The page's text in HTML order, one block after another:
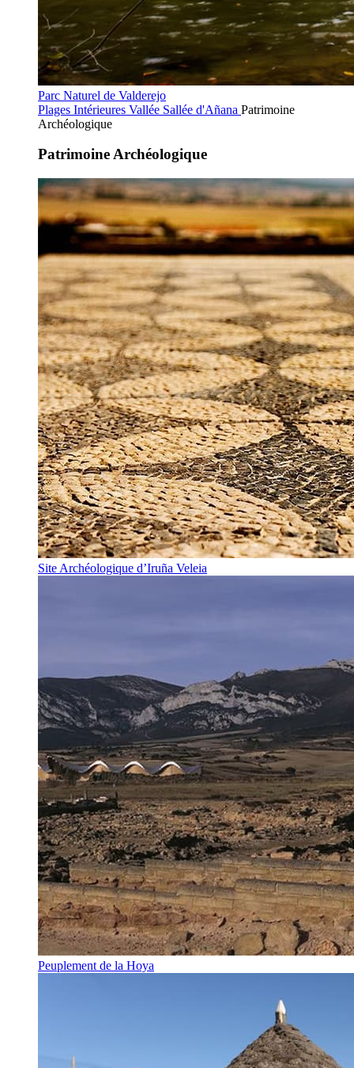
Parc Naturel de Valderejo
Plages Intérieures Vallée Sallée d'Añana Patrimoine
Archéologique
Patrimoine Archéologique
Site Archéologique d’Iruña Veleia
Peuplement de la Hoya